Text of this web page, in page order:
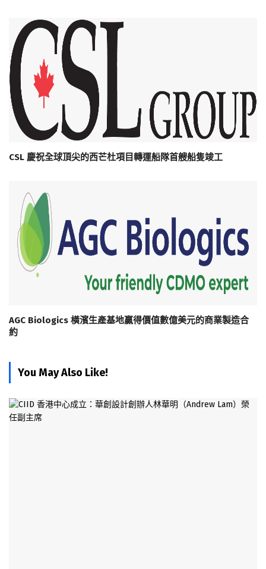
CSL 慶祝全球頂尖的西芒杜項目轉運船隊首艘船隻竣工
AGC Biologics 橫濱生產基地贏得價值數億美元的商業製造合
約
You May Also Like!